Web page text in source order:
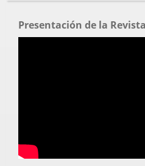
Presentación de la Revista